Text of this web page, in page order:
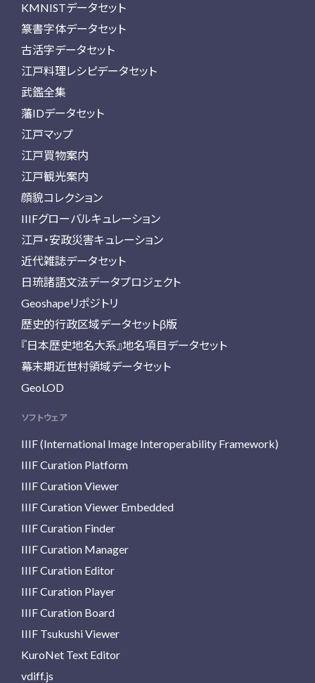
KMNISTデータセット
篆書字体データセット
古活字データセット
江戸料理レシピデータセット
武鑑全集
藩IDデータセット
江戸マップ
江戸買物案内
江戸観光案内
顔貌コレクション
IIIFグローバルキュレーション
江戸・安政災害キュレーション
近代雑誌データセット
日琉諸語文法データプロジェクト
Geoshapeリポジトリ
歴史的行政区域データセットβ版
『日本歴史地名大系』地名項目データセット
幕末期近世村領域データセット
GeoLOD
ソフトウェア
IIIF (International Image Interoperability Framework)
IIIF Curation Platform
IIIF Curation Viewer
IIIF Curation Viewer Embedded
IIIF Curation Finder
IIIF Curation Manager
IIIF Curation Editor
IIIF Curation Player
IIIF Curation Board
IIIF Tsukushi Viewer
KuroNet Text Editor
vdiff.js